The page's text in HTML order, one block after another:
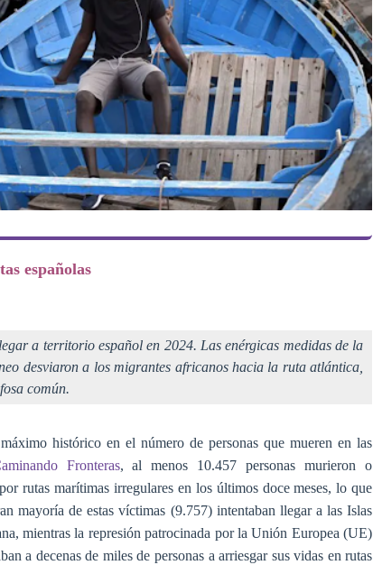
españolas
a territorio español en 2024. Las enérgicas medidas de la
desviaron a los migrantes africanos hacia la ruta atlántica,
común.
histórico en el número de personas que mueren en las
Fronteras, al menos 10.457 personas murieron o
rutas marítimas irregulares en los últimos doce meses, lo que
mayoría de estas víctimas (9.757) intentaban llegar a las Islas
mientras la represión patrocinada por la Unión Europea (UE)
a decenas de miles de personas a arriesgar sus vidas en rutas